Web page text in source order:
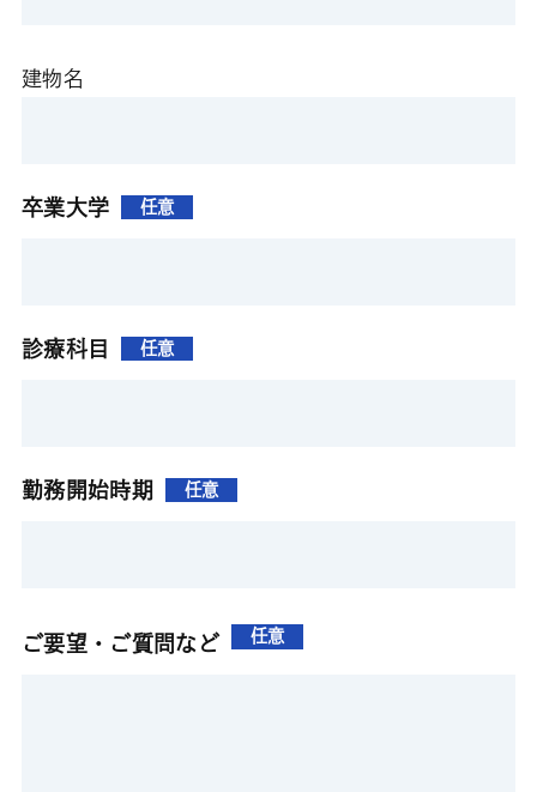
建物名
卒業大学 任意
診療科目 任意
勤務開始時期 任意
ご要望・ご質問など 任意